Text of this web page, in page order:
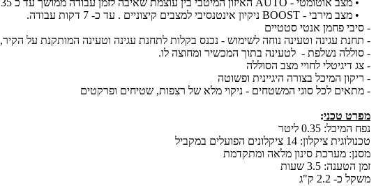
• מצב אוטומטי - AUTO האיזון המיטבי בין עוצמת שאיבה לזמן עבודה ממושך עד כ 35 דקות
• מצב מירבי - BOOST ניקיון אינטנסיבי למצבים קיצוניים . עד כ- 7 דקות עבודה.
- סיבי פחמן אנטי סטטיים
- תחנת עגינה וטעינה נוחה לשימוש - נכנס בקלות לתחנת עגינה וטעינה המותקנת על הקיר,
- סוללה נשלפת - לטעינה בתוך המכשיר ומחוצה לו.
- צג דיגיטלי לחויי מצב הסוללה
- ריקון המיכל בצורה היגיינית ופשוטה
- מתאים לכל סוגי המשטחים - ניקוי מלא של רצפות, שטיחים ופרקטים
מפרט טכני:
נפח המיכל: 0.35 ליטר
טכנולוגית ציקלון: 14 ציקלונים הפועלים במקביל
מסנן: מערכת סינון מלאה ומתקדמת
זמן הטענה: 3.5 שעות
משקל כ- 2.2 ק"ג